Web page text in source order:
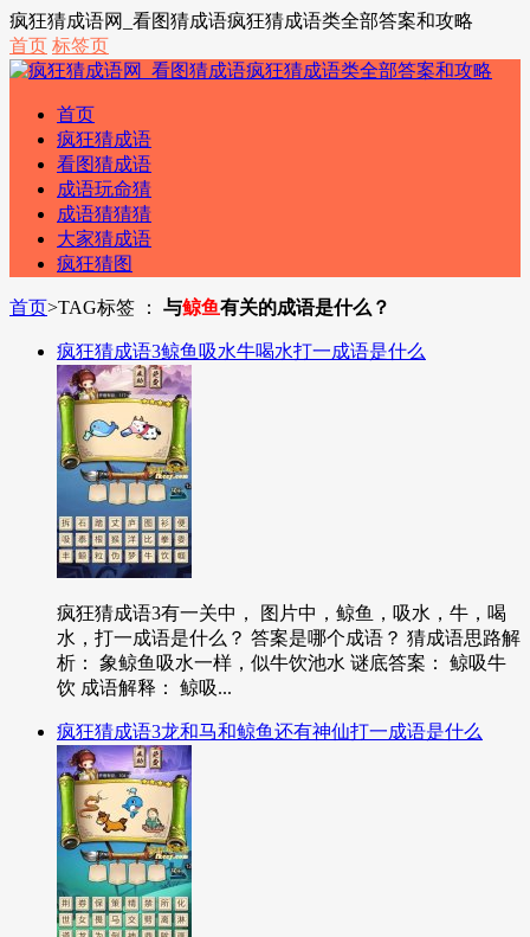
疯狂猜成语网_看图猜成语疯狂猜成语类全部答案和攻略
首页 标签页
首页
疯狂猜成语
看图猜成语
成语玩命猜
成语猜猜猜
大家猜成语
疯狂猜图
首页>TAG标签 ： 与鲸鱼有关的成语是什么？
疯狂猜成语3鲸鱼吸水牛喝水打一成语是什么
疯狂猜成语3有一关中， 图片中，鲸鱼，吸水，牛，喝
水，打一成语是什么？ 答案是哪个成语？ 猜成语思路解
析： 象鲸鱼吸水一样，似牛饮池水 谜底答案： 鲸吸牛
饮 成语解释： 鲸吸...
疯狂猜成语3龙和马和鲸鱼还有神仙打一成语是什么